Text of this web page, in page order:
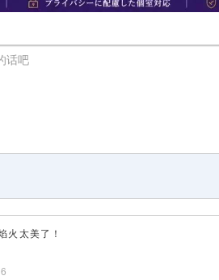
火太美了！